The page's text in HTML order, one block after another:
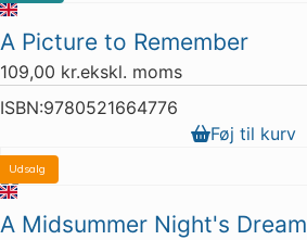
A Picture to Remember
109,00 kr.ekskl. moms
ISBN:9780521664776
Føj til kurv
Udsalg
2 stk. tilbage
A Midsummer Night's Dream